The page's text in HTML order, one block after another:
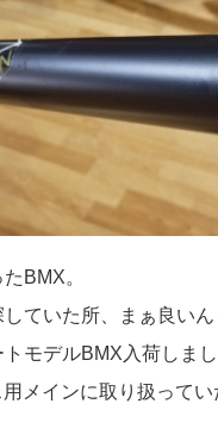
BMX。
ていた所、まぁ良い
モデルBMX入荷しまし
メインに取り扱って